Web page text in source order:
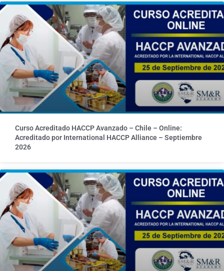
Curso Acreditado HACCP Avanzado – Chile – Online:
Acreditado por International HACCP Alliance – Septiembre
2026